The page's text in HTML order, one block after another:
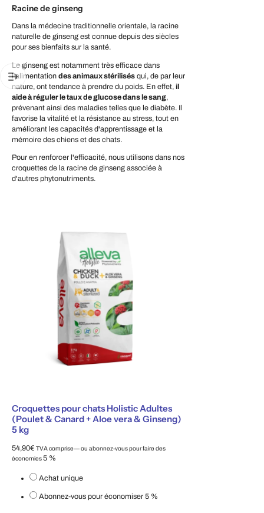
Racine de ginseng
Dans la médecine traditionnelle orientale, la racine
naturelle de ginseng est connue depuis des siècles
pour ses bienfaits sur la santé.
Le ginseng est notamment très efficace dans
l'alimentation des animaux stérilisés qui, de par leur
nature, ont tendance à prendre du poids. En effet, il
aide à réguler le taux de glucose dans le sang,
prévenant ainsi des maladies telles que le diabète. Il
favorise la vitalité et la résistance au stress, tout en
améliorant les capacités d'apprentissage et la
mémoire des chiens et des chats.
Pour en renforcer l'efficacité, nous utilisons dans nos
croquettes de la racine de ginseng associée à
d'autres phytonutriments.
Croquettes pour chats Holistic Adultes
(Poulet & Canard + Aloe vera & Ginseng)
5 kg
54,90€ TVA comprise—ou abonnez-vous pour faire des
économies5 %
Achat unique
Abonnez-vous pour économiser 5 %